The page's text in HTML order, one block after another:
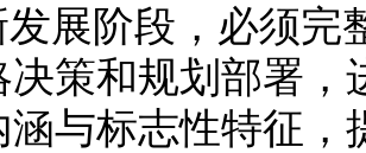
展阶段，必须完
决策和规划部署
涵与标志性特征